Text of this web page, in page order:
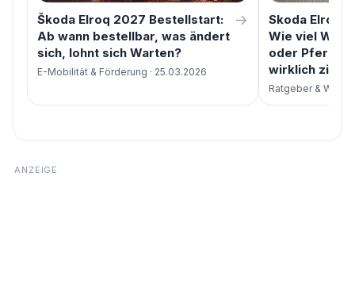
Škoda Elroq 2027 Bestellstart:
Ab wann bestellbar, was ändert
sich, lohnt sich Warten?
→
E-Mobilität & Förderung · 25.03.2026
Skoda Elroq
Wie viel
oder
wirklich
Ratgeber &